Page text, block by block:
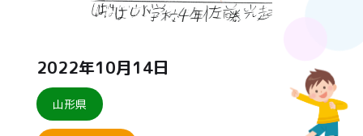
2022年10月14日
山形県